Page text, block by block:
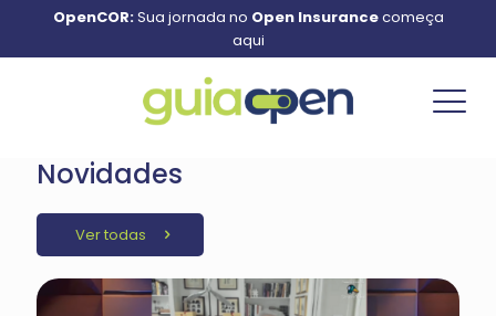
OpenCOR:Sua jornada no Open Insurancecomeça
aqui
Novidades
Ver todas